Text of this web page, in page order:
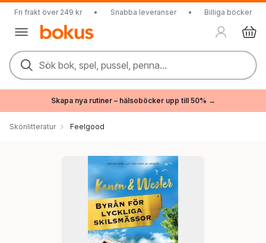
Fri frakt över 249 kr • Snabba leveranser • Billiga böcker
Sök bok, spel, pussel, penna...
Skapa nya rutiner – hälsoböcker upp till 50% →
Skönlitteratur Feelgood